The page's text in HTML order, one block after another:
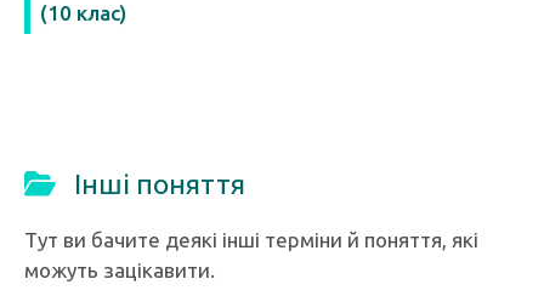
(10 клас)
Інші поняття
Тут ви бачите деякі інші терміни й поняття, які
можуть зацікавити.